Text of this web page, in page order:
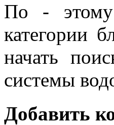
По - этому
категории
начать
системы
Добавить